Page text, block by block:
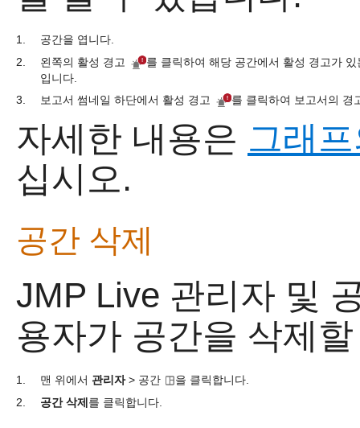
1.
공간을 엽니다.
2.
왼쪽의 활성 경고
를 클릭하여 해당 공간에서 활성 경고가
입니다.
3.
보고서 썸네일 하단에서 활성 경고 를 클릭하여 보고서의 경
자세한 내용은 그래
십시오.
공간 삭제
JMP Live 관리자 및
용자가 공간을 삭제
1. 맨 위에서 관리자> 공간
을 클릭합니다.
2.
공간 삭제 를 클릭합니다.